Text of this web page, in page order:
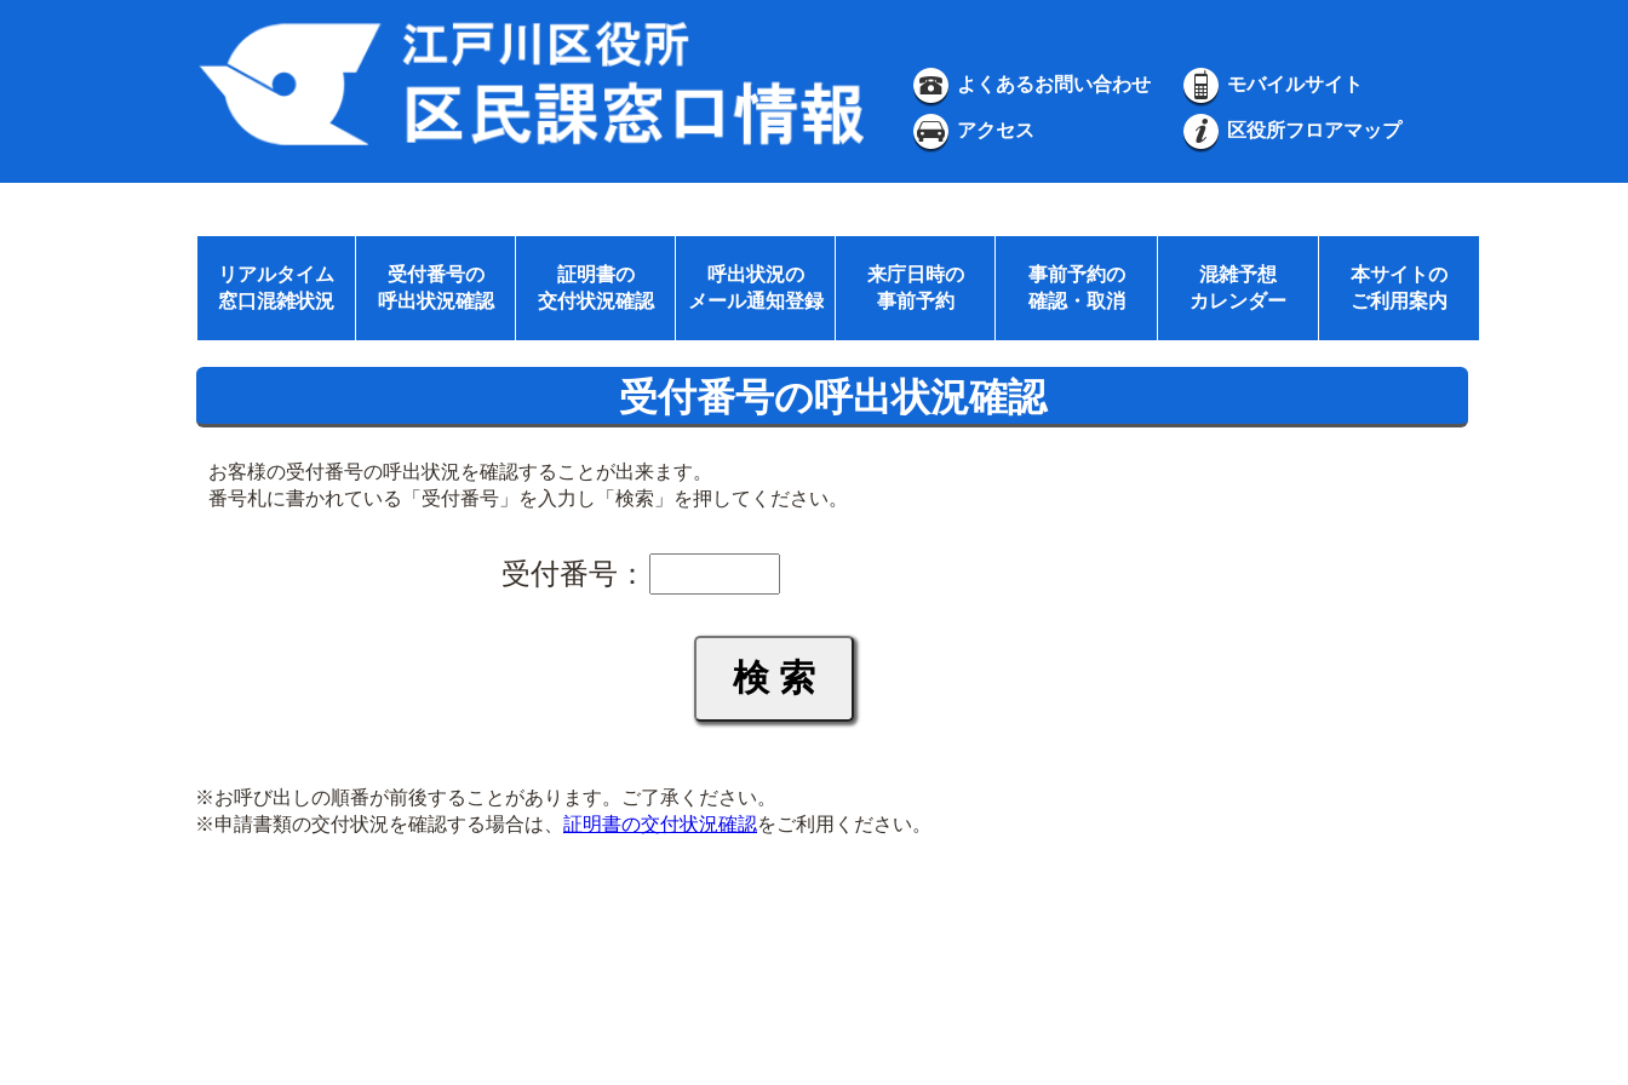
よくあるお問い合わせ モバイルサイト
アクセス 区役所フロアマップ
リアルタイム
窓口混雑状況
受付番号の
呼出状況確認
証明書の
交付状況確認
呼出状況の
メール通知登録
来庁日時の
事前予約
事前予約の
確認・取消
混雑予想
カレンダー
本サイトの
ご利用案内
受付番号の呼出状況確認
お客様の受付番号の呼出状況を確認することが出来ます。
番号札に書かれている「受付番号」を入力し「検索」を押してください。
受付番号：
※お呼び出しの順番が前後することがあります。ご了承ください。
※申請書類の交付状況を確認する場合は、 証明書の交付状況確認をご利用ください。